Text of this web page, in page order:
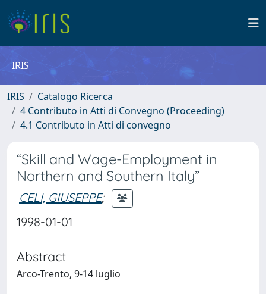
IRIS
IRIS
Catalogo Ricerca
4 Contributo in Atti di Convegno (Proceeding)
4.1 Contributo in Atti di convegno
“Skill and Wage-Employment in
Northern and Southern Italy”
CELI, GIUSEPPE;
1998-01-01
Abstract
Arco-Trento, 9-14 luglio